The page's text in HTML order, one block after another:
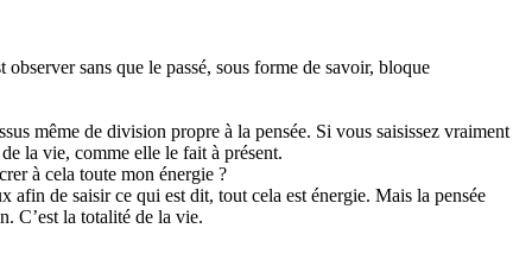
sans que le passé, sous forme de savoir, bloque
même de division propre à la pensée. Si vous saisissez vraiment
la vie, comme elle le fait à présent.
à cela toute mon énergie ?
afin de saisir ce qui est dit, tout cela est énergie. Mais la pensée
C’est la totalité de la vie.